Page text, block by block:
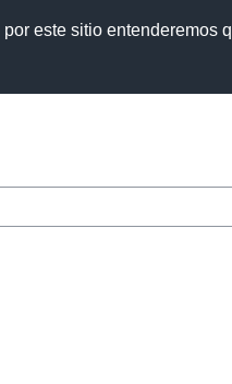
este sitio entenderemos
de privacidad